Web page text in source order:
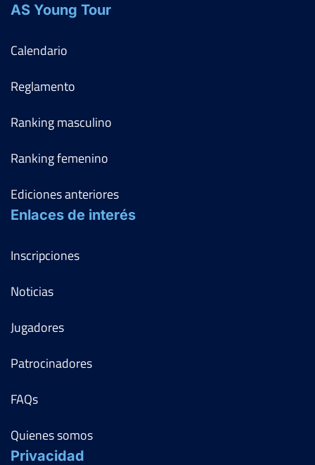
AS Young Tour
Calendario
Reglamento
Ranking masculino
Ranking femenino
Ediciones anteriores
Enlaces de interés
Inscripciones
Noticias
Jugadores
Patrocinadores
FAQs
Quienes somos
Privacidad